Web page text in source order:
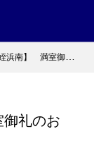
満室御礼のお知らせ！！
礼のお